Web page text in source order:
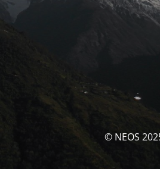
© NEOS